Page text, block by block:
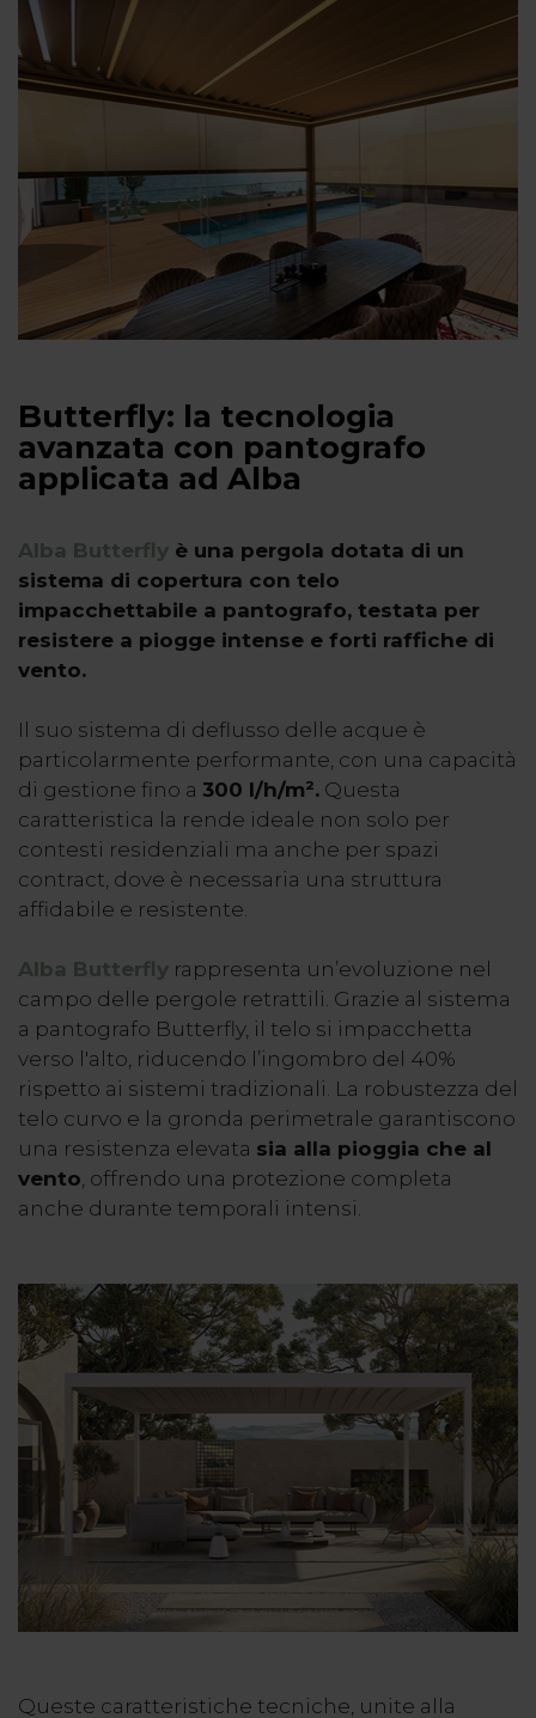
Butterfly: la tecnologia
avanzata con pantografo
applicata ad Alba
Alba Butterfly è una pergola dotata di un
sistema di copertura con telo
impacchettabile a pantografo, testata per
resistere a piogge intense e forti raffiche di
vento.
Il suo sistema di deflusso delle acque è
particolarmente performante, con una capacità
di gestione fino a 300 l/h/m². Questa
caratteristica la rende ideale non solo per
contesti residenziali ma anche per spazi
contract, dove è necessaria una struttura
affidabile e resistente.
Alba Butterfly rappresenta un’evoluzione nel
campo delle pergole retrattili. Grazie al sistema
a pantografo Butterfly, il telo si impacchetta
verso l'alto, riducendo l’ingombro del 40%
rispetto ai sistemi tradizionali. La robustezza del
telo curvo e la gronda perimetrale garantiscono
una resistenza elevata sia alla pioggia che al
vento , offrendo una protezione completa
anche durante temporali intensi.
Queste caratteristiche tecniche, unite alla